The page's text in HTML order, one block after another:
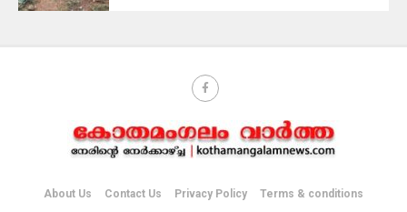
About Us Contact Us Privacy Policy Terms & conditions